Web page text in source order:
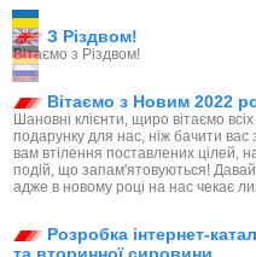
З Різдвом!
Вітаємо з Різдвом!
Вітаємо з Новим 2022
Шановні клієнти, щиро вітаємо
подарунку для нас, ніж бачити
вам втілення поставлених цілей,
подій, що запам'ятовуються!
адже в новому році на нас чекає
Розробка інтернет-